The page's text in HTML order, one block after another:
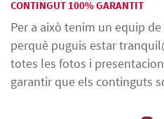
CONTINGUT 100% GARANTIT
Per a això tenim un equip
perquè puguis estar
totes les fotos i
garantir que els continguts